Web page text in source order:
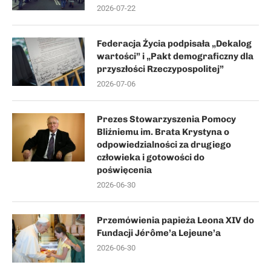
2026-07-22
Federacja Życia podpisała „Dekalog
wartości” i „Pakt demograficzny dla
przyszłości Rzeczypospolitej”
2026-07-06
Prezes Stowarzyszenia Pomocy
Bliźniemu im. Brata Krystyna o
odpowiedzialności za drugiego
człowieka i gotowości do
poświęcenia
2026-06-30
Przemówienia papieża Leona XIV do
Fundacji Jérôme’a Lejeune’a
2026-06-30